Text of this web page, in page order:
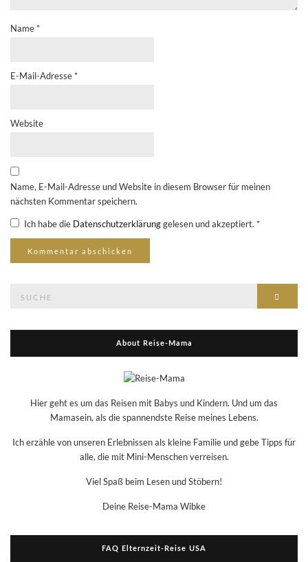
Name *
E-Mail-Adresse *
Website
Name, E-Mail-Adresse und Website in diesem Browser für meinen
nächsten Kommentar speichern.
Ich habe die Datenschutzerklärunggelesen und akzeptiert. *
About Reise-Mama
Hier geht es um das Reisen mit Babys und Kindern. Und um das
Mamasein, als die spannendste Reise meines Lebens.
Ich erzähle von unseren Erlebnissen als kleine Familie und gebe Tipps für
alle, die mit Mini-Menschen verreisen.
Viel Spaß beim Lesen und Stöbern!
Deine Reise-Mama Wibke
FAQ Elternzeit-Reise USA